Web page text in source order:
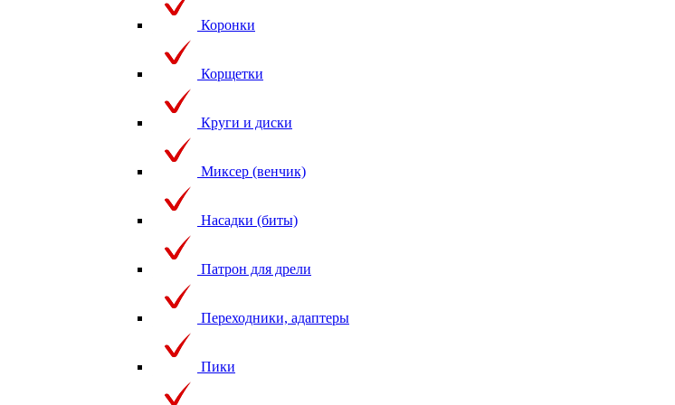
Коронки
Корщетки
Круги и диски
Миксер (венчик)
Насадки (биты)
Патрон для дрели
Переходники, адаптеры
Пики